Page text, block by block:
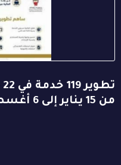
من 15 يناير إلى 6 أغسطس الجاري